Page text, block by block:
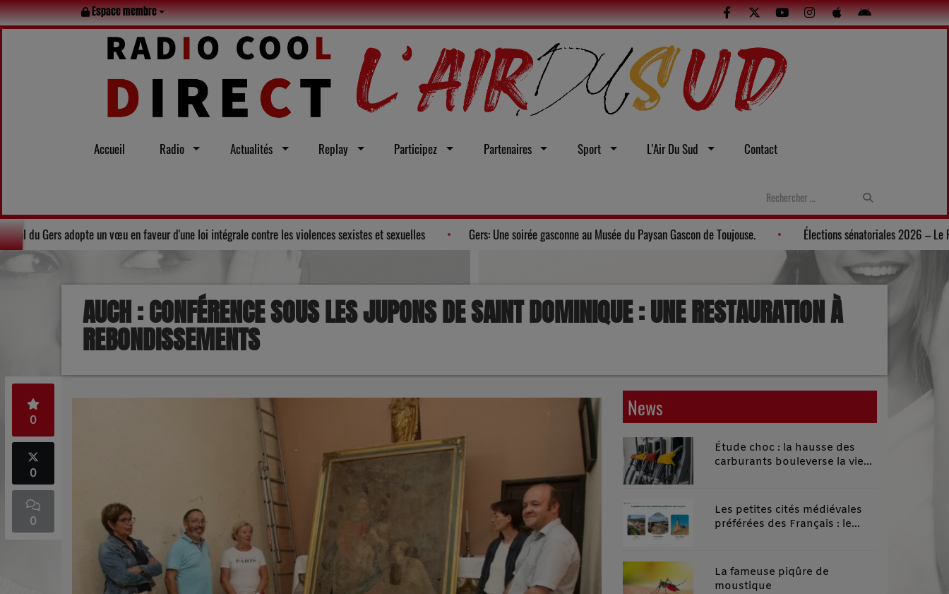
Espace membre
Accueil Radio Actualités Replay Participez Partenaires Sport L'Air Du Sud Contact
: Le Conseil départemental du Gers adopte un vœu en faveur d'une loi intégrale contre les violences sexistes et sexuelles Gers: Une soirée gasconne au Musée du Paysan Gascon de Toujouse.
AUCH : CONFÉRENCE SOUS LES JUPONS DE SAINT DOMINIQUE : UNE RESTAURATION À
REBONDISSEMENTS
0
0
0
News
Étude choc : la hausse des
carburants bouleverse la vie
Les petites cités médiévales
préférées des Français : le
La fameuse piqûre de
moustique